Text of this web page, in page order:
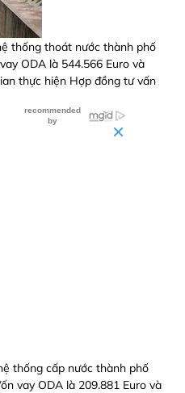
thống thoát nước thành phố
ODA là 544.566 Euro và
thực hiện Hợp đồng tư vấn
thống cấp nước thành phố
vay ODA là 209.881 Euro và